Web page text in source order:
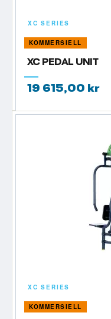
XC SERIES
KOMMERSIELL
XC PEDAL UNIT
19 615,00 kr
XC SERIES
KOMMERSIELL